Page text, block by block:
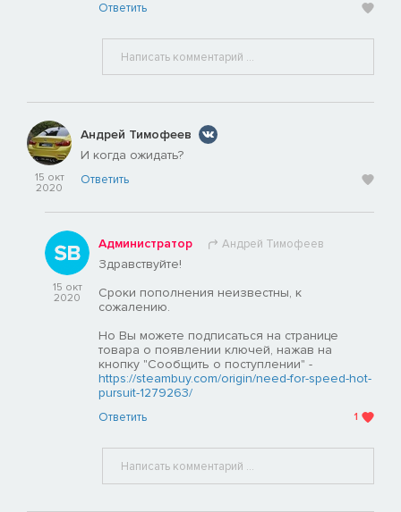
Ответить
15 окт
2020
Андрей Тимофеев
И когда ожидать?
Ответить
15 окт
2020
Администратор Андрей Тимофеев
Здравствуйте!
Сроки пополнения неизвестны, к
сожалению.
Но Вы можете подписаться на странице
товара о появлении ключей, нажав на
кнопку "Сообщить о поступлении" -
https://steambuy.com/origin/need-for-speed-hot-
pursuit-1279263/
Ответить 1